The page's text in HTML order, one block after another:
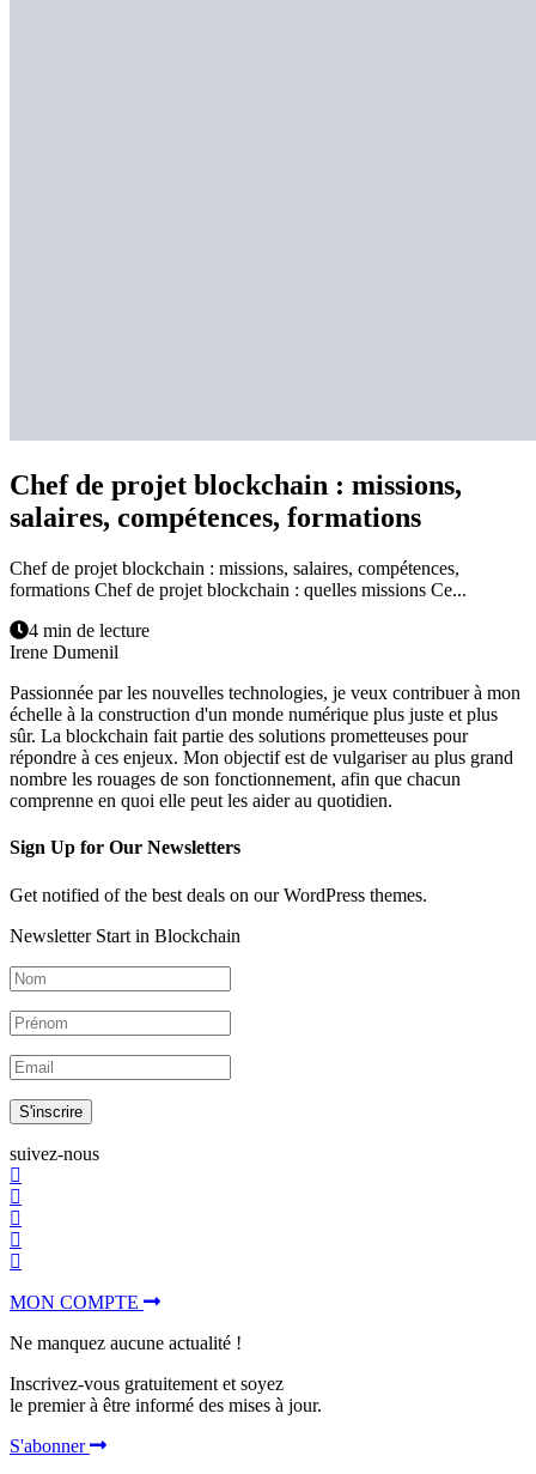
Chef de projet blockchain : missions,
salaires, compétences, formations
Chef de projet blockchain : missions, salaires, compétences,
formations Chef de projet blockchain : quelles missions Ce...
4 min de lecture
Irene Dumenil
Passionnée par les nouvelles technologies, je veux contribuer à mon
échelle à la construction d'un monde numérique plus juste et plus
sûr. La blockchain fait partie des solutions prometteuses pour
répondre à ces enjeux. Mon objectif est de vulgariser au plus grand
nombre les rouages de son fonctionnement, afin que chacun
comprenne en quoi elle peut les aider au quotidien.
Sign Up for Our Newsletters
Get notified of the best deals on our WordPress themes.
Newsletter Start in Blockchain
S'inscrire
suivez-nous
MON COMPTE
Ne manquez aucune actualité !
Inscrivez-vous gratuitement et soyez
le premier à être informé des mises à jour.
S'abonner